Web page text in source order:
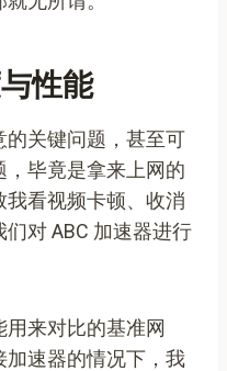
性能
的关键问题，甚至可
毕竟是拿来上网的
看视频卡顿、收消
对 ABC 加速器进行
来对比的基准网
速器的情况下，我